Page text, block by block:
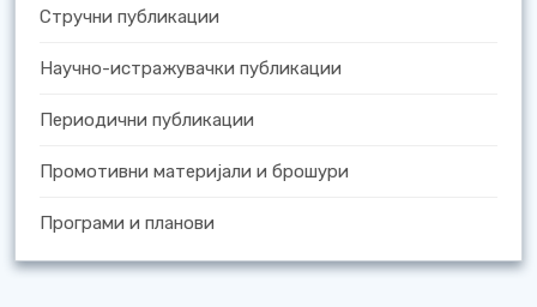
Стручни публикации
Научно-истражувачки публикации
Периодични публикации
Промотивни материјали и брошури
Програми и планови